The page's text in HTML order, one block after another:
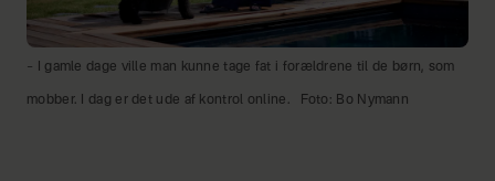
– I gamle dage ville man kunne tage fat i forældrene til de børn, som
mobber. I dag er det ude af kontrol online. Foto: Bo Nymann